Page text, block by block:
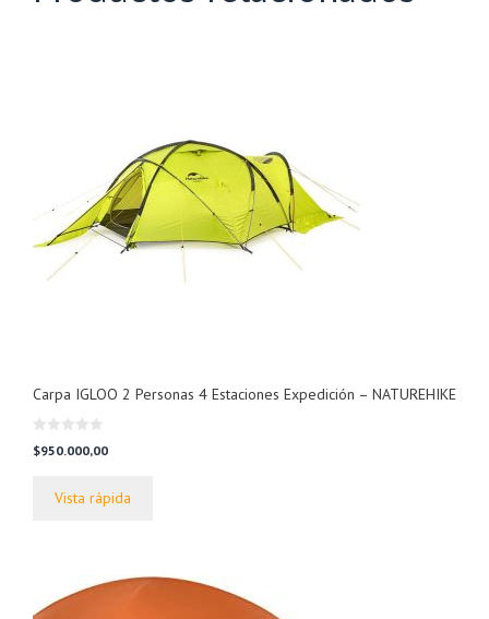
Carpa IGLOO 2 Personas 4 Estaciones Expedición – NATUREHIKE
0
d
$950.000,00
Vista rápida